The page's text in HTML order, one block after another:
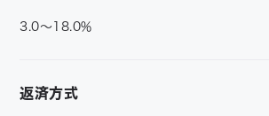
3.0～18.0％
返済方式